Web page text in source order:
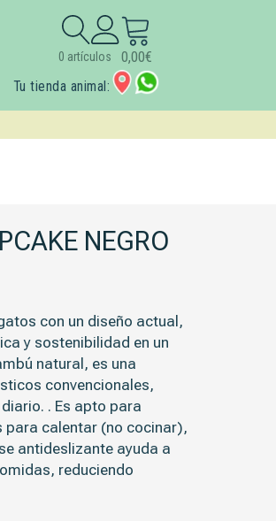
Tu tienda animal:
Buscar:
0,00€
0 artículos
NEGRO
con un diseño actual,
y sostenibilidad en un
natural, es una
convencionales,
. Es apto para
para calentar (no cocinar),
antideslizante ayuda a
reduciendo